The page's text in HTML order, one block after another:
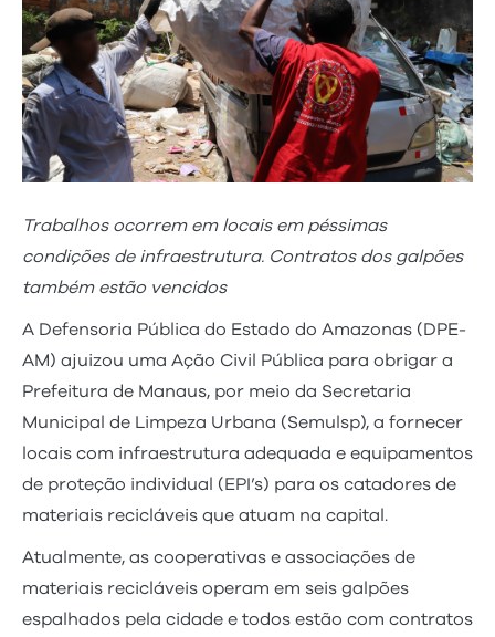
Trabalhos ocorrem em locais em péssimas
condições de infraestrutura. Contratos dos galpões
também estão vencidos
A Defensoria Pública do Estado do Amazonas (DPE-
AM) ajuizou uma Ação Civil Pública para obrigar a
Prefeitura de Manaus, por meio da Secretaria
Municipal de Limpeza Urbana (Semulsp), a fornecer
locais com infraestrutura adequada e equipamentos
de proteção individual (EPI’s) para os catadores de
materiais recicláveis que atuam na capital.
Atualmente, as cooperativas e associações de
materiais recicláveis operam em seis galpões
espalhados pela cidade e todos estão com contratos